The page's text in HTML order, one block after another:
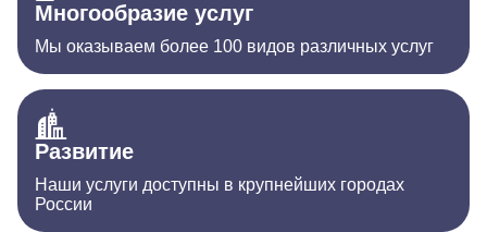
Многообразие услуг
Мы оказываем более 100 видов различных услуг
Развитие
Наши услуги доступны в крупнейших городах
России